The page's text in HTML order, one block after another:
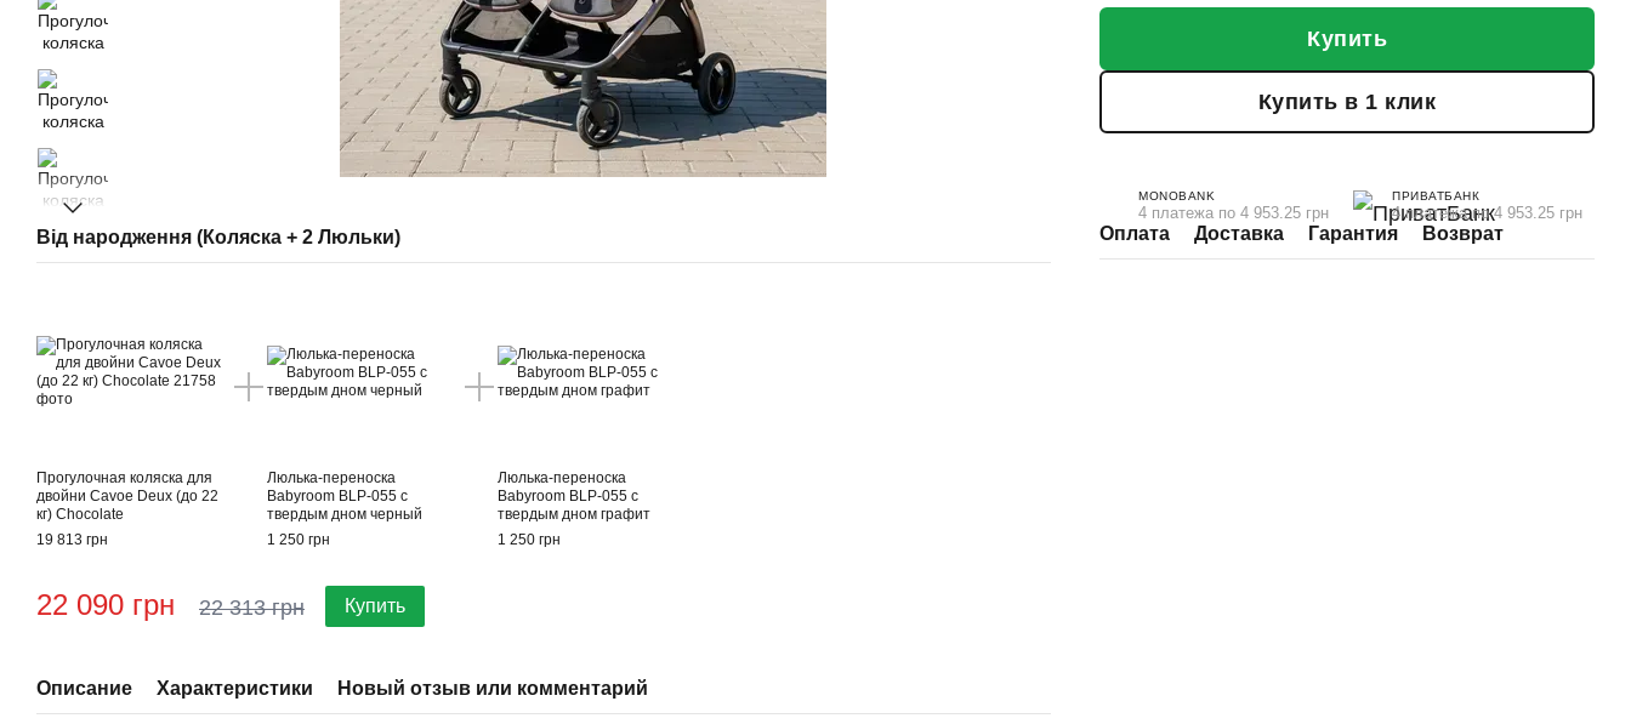
Від народження (Коляска + 2 Люльки)
Прогулочная коляска для
двойни Cavoe Deux (до 22
кг) Chocolate
19 813 грн
Люлька-переноска
Babyroom BLP-055 с
твердым дном черный
1 250 грн
Люлька-переноска
Babyroom BLP-055 с
твердым дном графит
1 250 грн
22 090 грн 22 313 грн Купить
Описание Характеристики Новый отзыв или комментарий
Купить
Купить в 1 клик
MONOBANK
4 платежа по 4 953.25 грн
ПРИВАТБАНК
4 платежа по 4 953.25 грн
Оплата Доставка Гарантия Возврат